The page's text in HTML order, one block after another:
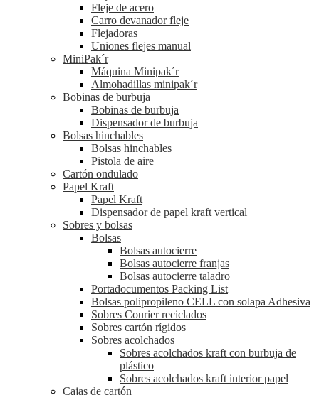
Fleje de acero
Carro devanador fleje
Flejadoras
Uniones flejes manual
MiniPak´r
Máquina Minipak´r
Almohadillas minipak´r
Bobinas de burbuja
Bobinas de burbuja
Dispensador de burbuja
Bolsas hinchables
Bolsas hinchables
Pistola de aire
Cartón ondulado
Papel Kraft
Papel Kraft
Dispensador de papel kraft vertical
Sobres y bolsas
Bolsas
Bolsas autocierre
Bolsas autocierre franjas
Bolsas autocierre taladro
Portadocumentos Packing List
Bolsas polipropileno CELL con solapa Adhesiva
Sobres Courier reciclados
Sobres cartón rígidos
Sobres acolchados
Sobres acolchados kraft con burbuja de
plástico
Sobres acolchados kraft interior papel
Cajas de cartón